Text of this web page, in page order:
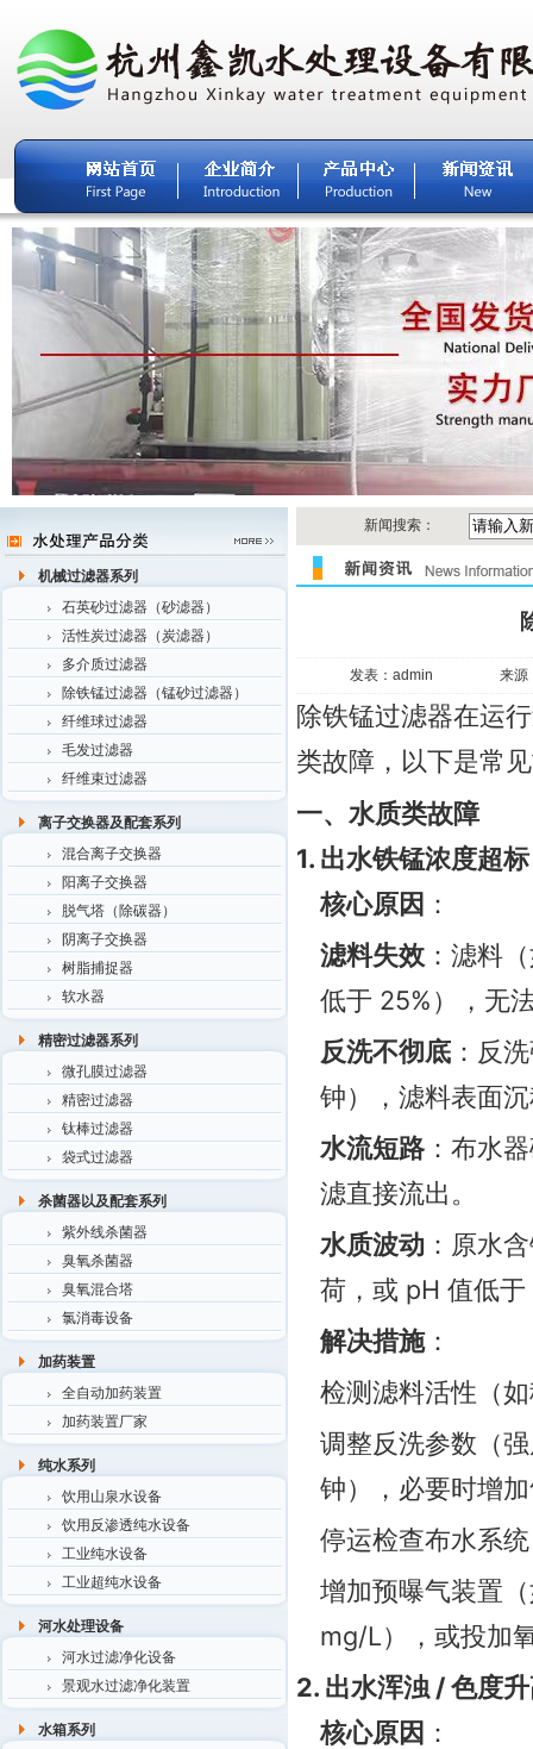
机械过滤器系列
石英砂过滤器（砂滤器）
活性炭过滤器（炭滤器）
多介质过滤器
除铁锰过滤器（锰砂过滤器）
纤维球过滤器
毛发过滤器
纤维束过滤器
离子交换器及配套系列
混合离子交换器
阳离子交换器
脱气塔（除碳器）
阴离子交换器
树脂捕捉器
软水器
精密过滤器系列
微孔膜过滤器
精密过滤器
钛棒过滤器
袋式过滤器
杀菌器以及配套系列
紫外线杀菌器
臭氧杀菌器
臭氧混合塔
氯消毒设备
加药装置
全自动加药装置
加药装置厂家
纯水系列
饮用山泉水设备
饮用反渗透纯水设备
工业纯水设备
工业超纯水设备
河水处理设备
河水过滤净化设备
景观水过滤净化装置
水箱系列
新闻搜索：
发表：admin 来源
除铁锰过滤器在运
类故障，以下是常
一、水质类故障
1. 出水铁锰浓度超标
核心原因 ：
滤料失效：滤料
低于 25%），无
反洗不彻底：反
钟），滤料表面
水流短路：布水
滤直接流出。
水质波动 ：原水
荷，或 pH 值低
解决措施：
检测滤料活性（
调整反洗参数（
钟），必要时增
停运检查布水系
增加预曝气装置
mg/L），或投加
2. 出水浑浊 / 色度
核心原因 ：